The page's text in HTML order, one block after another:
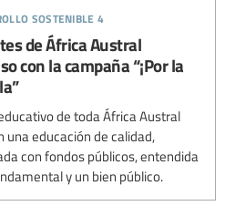
sostenible 4
de África Austral
con la campaña “¡Por la
de toda África Austral
educación de calidad,
con fondos públicos, entendida
y un bien público.